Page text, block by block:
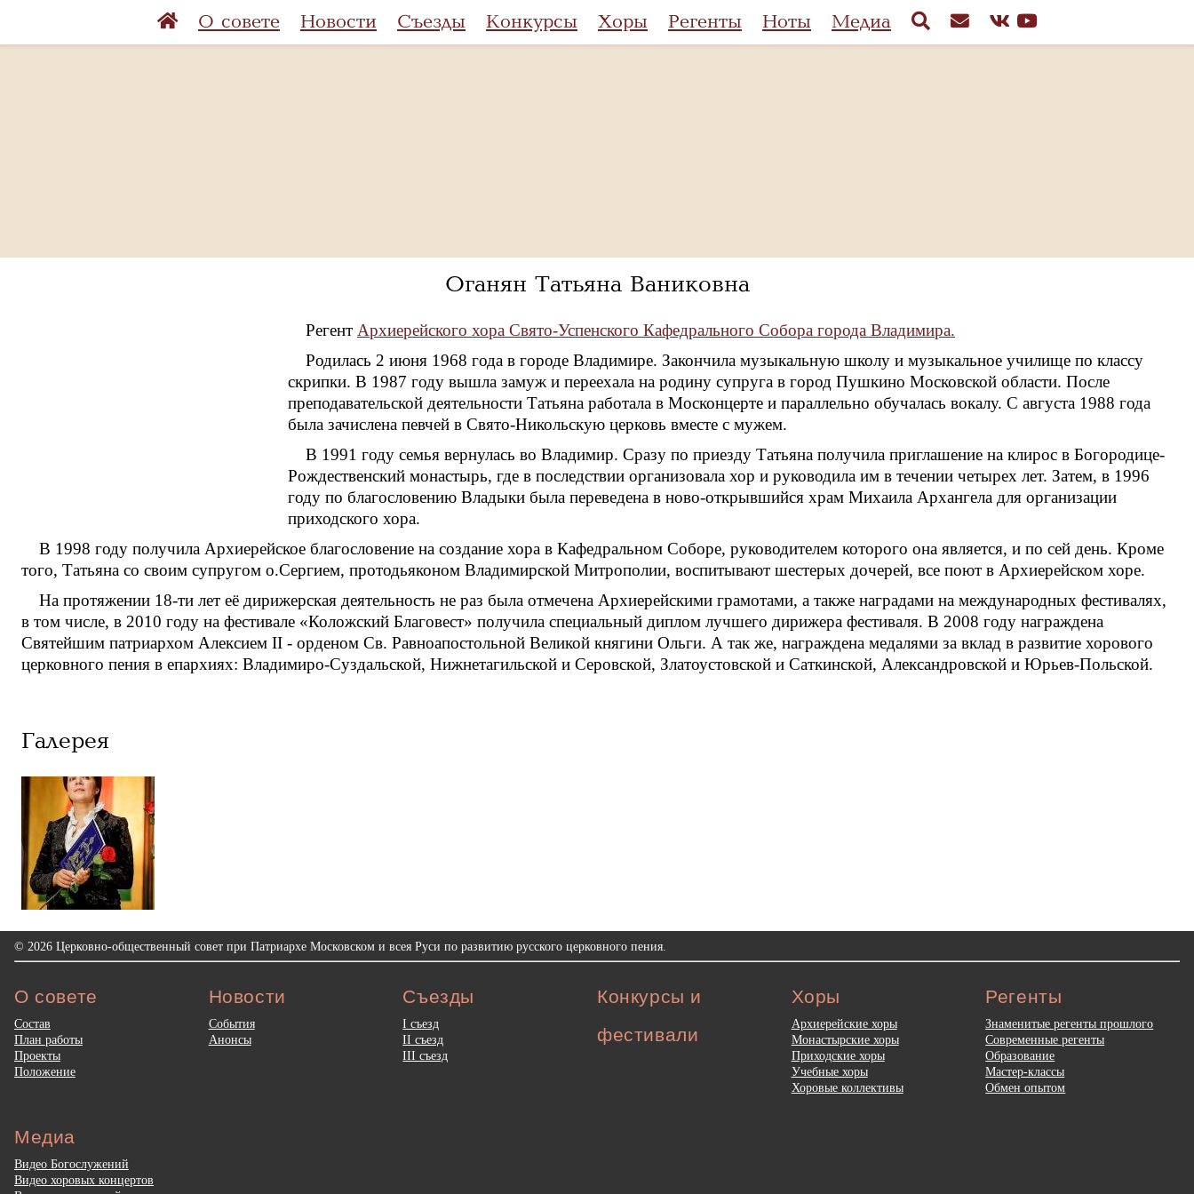
О совете Новости Съезды Конкурсы Хоры Регенты Ноты Медиа
Оганян Татьяна Ваниковна
Регент Архиерейского хора Свято-Успенского Кафедрального Собора города Владимира.
Родилась 2 июня 1968 года в городе Владимире. Закончила музыкальную школу и музыкальное училище по классу
скрипки. В 1987 году вышла замуж и переехала на родину супруга в город Пушкино Московской области. После
преподавательской деятельности Татьяна работала в Москонцерте и параллельно обучалась вокалу. С августа 1988 года
была зачислена певчей в Свято-Никольскую церковь вместе с мужем.
В 1991 году семья вернулась во Владимир. Сразу по приезду Татьяна получила приглашение на клирос в Богородице-
Рождественский монастырь, где в последствии организовала хор и руководила им в течении четырех лет. Затем, в 1996
году по благословению Владыки была переведена в ново-открывшийся храм Михаила Архангела для организации
приходского хора.
В 1998 году получила Архиерейское благословение на создание хора в Кафедральном Соборе, руководителем которого она является, и по сей день. Кроме
того, Татьяна со своим супругом о.Сергием, протодьяконом Владимирской Митрополии, воспитывают шестерых дочерей, все поют в Архиерейском хоре.
На протяжении 18-ти лет её дирижерская деятельность не раз была отмечена Архиерейскими грамотами, а также наградами на международных фестивалях,
в том числе, в 2010 году на фестивале «Коложский Благовест» получила специальный диплом лучшего дирижера фестиваля. В 2008 году награждена
Святейшим патриархом Алексием II - орденом Св. Равноапостольной Великой княгини Ольги. А так же, награждена медалями за вклад в развитие хорового
церковного пения в епархиях: Владимиро-Суздальской, Нижнетагильской и Серовской, Златоустовской и Саткинской, Александровской и Юрьев-Польской.
Галерея
© 2026 Церковно-общественный совет при Патриархе Московском и всея Руси по развитию русского церковного пения.
О совете
Состав
План работы
Проекты
Положение
Новости
События
Анонсы
Съезды
I съезд
II съезд
III съезд
Конкурсы и
фестивали
Хоры
Архиерейские хоры
Монастырские хоры
Приходские хоры
Учебные хоры
Хоровые коллективы
Регенты
Знаменитые регенты прошлого
Современные регенты
Образование
Мастер-классы
Обмен опытом
Медиа
Видео Богослужений
Видео хоровых концертов